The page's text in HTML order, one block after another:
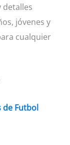
detalles
jóvenes y
cualquier
de Futbol